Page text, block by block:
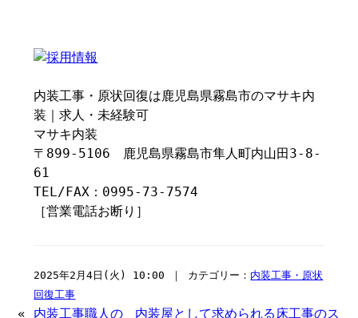
内装工事・原状回復は鹿児島県霧島市のマサキ内
装｜求人・未経験可
マサキ内装
〒899-5106 鹿児島県霧島市隼人町内山田3-8-
61
TEL/FAX：0995-73-7574
［営業電話お断り］
2025年2月4日(火) 10:00 ｜ カテゴリー： 内装工事・原状
回復工事
« 内装工事職人の
内装屋として求められる床工事のス